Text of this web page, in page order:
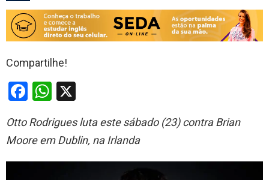
Compartilhe!
F
ce
b
o
W
at
s
A
Otto Rodrigues luta este sábado (23) contra Brian
Moore em Dublin, na Irlanda